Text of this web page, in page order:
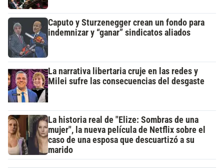
Caputo y Sturzenegger crean un fondo para
indemnizar y “ganar” sindicatos aliados
La narrativa libertaria cruje en las redes y
Milei sufre las consecuencias del desgaste
La historia real de "Elize: Sombras de una
mujer", la nueva película de Netflix sobre el
caso de una esposa que descuartizó a su
marido